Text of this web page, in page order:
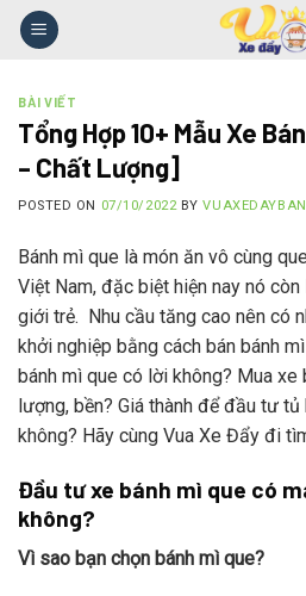
Skip
BÀI VIẾT
Tổng Hợp 10+ Mẫu Xe
– Chất Lượng]
POSTED ON 07/10/2022BY
Bánh mì que là món ăn vô cùng
Việt Nam, đặc biệt hiện nay nó
giới trẻ. Nhu cầu tăng cao nên có
khởi nghiệp bằng cách bán bánh
bánh mì que có lời không? Mua xe
lượng, bền? Giá thành để đầu tư
không? Hãy cùng Vua Xe Đẩy đi
Đầu tư xe bánh mì que có
không?
Vì sao bạn chọn bánh mì que?